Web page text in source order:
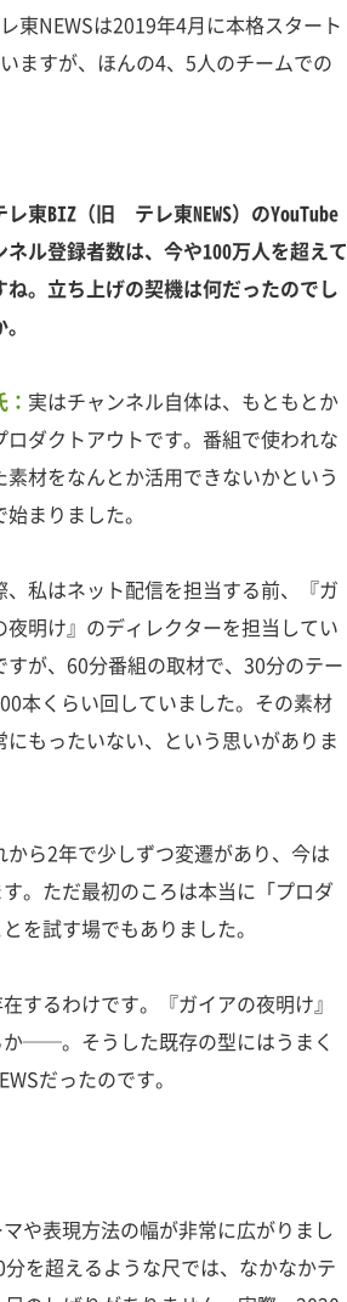
東NEWSは2019年4月に本格スタート
ますが、ほんの4、5人のチームでの
東BIZ（旧 テレ東NEWS）のYouTube
ネル登録者数は、今や100万人を超えて
ね。立ち上げの契機は何だったのでし
実はチャンネル自体は、もともとか
ロダクトアウトです。番組で使われな
素材をなんとか活用できないかという
まりました。
私はネット配信を担当する前、『ガ
夜明け』のディレクターを担当してい
すが、60分番組の取材で、30分のテー
本くらい回していました。その素材
にもったいない、という思いがありま
ら2年で少しずつ変遷があり、今は
。ただ最初のころは本当に「プロダ
を試す場でもありました。
するわけです。『ガイアの夜明け』
──。そうした既存の型にはうまく
だったのです。
や表現方法の幅が非常に広がりまし
を超えるような尺では、なかなかテ